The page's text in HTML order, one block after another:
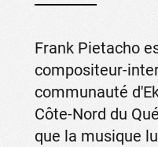
Frank Pietacho
compositeur-
communauté
Côte-Nord du
que la musique